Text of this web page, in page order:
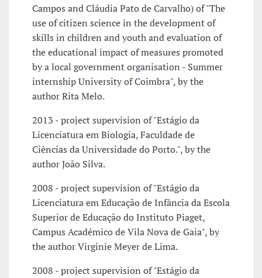
Campos and Cláudia Pato de Carvalho) of "The
use of citizen science in the development of
skills in children and youth and evaluation of
the educational impact of measures promoted
by a local government organisation - Summer
internship University of Coimbra", by the
author Rita Melo.
2013 - project supervision of "Estágio da
Licenciatura em Biologia, Faculdade de
Ciências da Universidade do Porto.", by the
author João Silva.
2008 - project supervision of "Estágio da
Licenciatura em Educação de Infância da Escola
Superior de Educação do Instituto Piaget,
Campus Académico de Vila Nova de Gaia", by
the author Virginie Meyer de Lima.
2008 - project supervision of "Estágio da